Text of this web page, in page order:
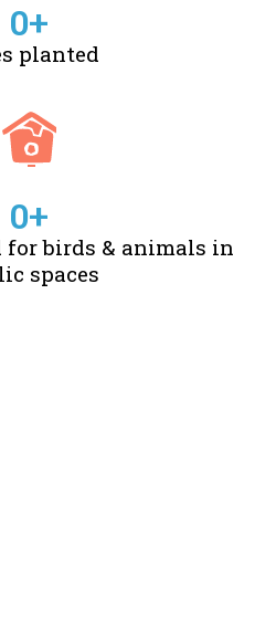
planted
0+
for birds & animals in
spaces
0+